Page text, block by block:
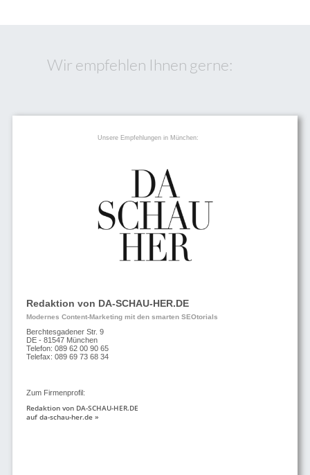
Wir empfehlen Ihnen gerne:
Unsere Empfehlungen in München:
Redaktion von DA-SCHAU-HER.DE
Modernes Content-Marketing mit den smarten SEOtorials
Berchtesgadener Str. 9
DE - 81547 München
Telefon: 089 62 00 90 65
Telefax: 089 69 73 68 34
Zum Firmenprofil:
Redaktion von DA-SCHAU-HER.DE
auf da-schau-her.de »